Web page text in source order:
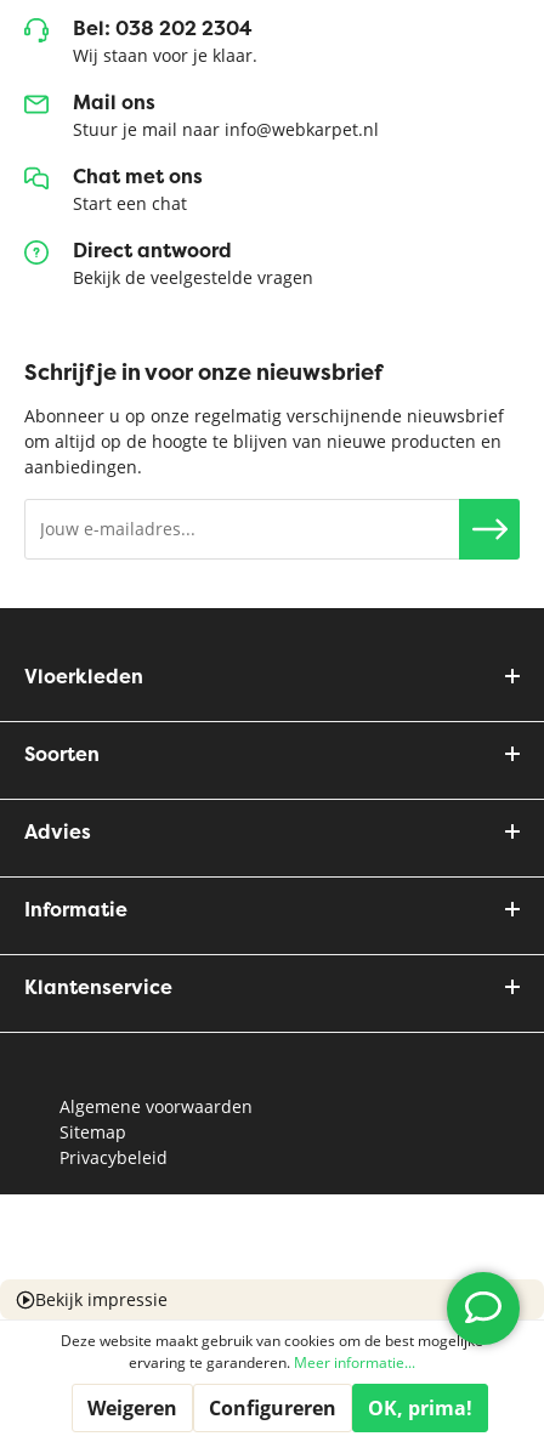
Bel: 038 202 2304
Wij staan voor je klaar.
Mail ons
Stuur je mail naar info@webkarpet.nl
Chat met ons
Start een chat
Direct antwoord
Bekijk de veelgestelde vragen
Schrijf je in voor onze nieuwsbrief
Abonneer u op onze regelmatig verschijnende nieuwsbrief
om altijd op de hoogte te blijven van nieuwe producten en
aanbiedingen.
Vloerkleden
Soorten
Advies
Informatie
Klantenservice
Algemene voorwaarden
Sitemap
Privacybeleid
Bekijk impressie
Deze website maakt gebruik van cookies om de best mogelijke
ervaring te garanderen. Meer informatie...
Weigeren Configureren OK, prima!